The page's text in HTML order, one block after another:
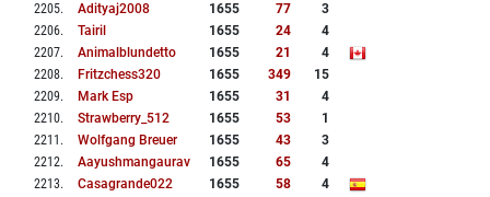
2205. Adityaj2008 1655 77
3
2206. Tairil 1655 24
4
2207. Animalblundetto 1655 21
4
2208. Fritzchess320 1655 349
15
2209. Mark Esp 1655 31
4
2210. Strawberry_512 1655 53
1
2211 . Wolfgang Breuer 1655 43
3
2212. Aayushmangaurav 1655 65
4
2213. Casagrande022 1655 58
4